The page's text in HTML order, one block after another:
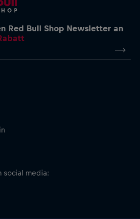
Era Flagge
mit Umschlag
Red Bull Shop Newsletter an
social media: